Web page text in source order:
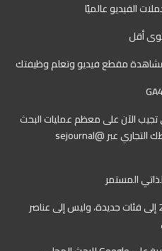
أقل
تجيب الآن على معظم عمليات البحث
المحلية – كيفية الاستشهاد بنشاطك التجاري عبر @sejournal
تحتاج ميزانيات التسويق لعام 2027 إلى فئات جديدة، وليس إلى عناصر